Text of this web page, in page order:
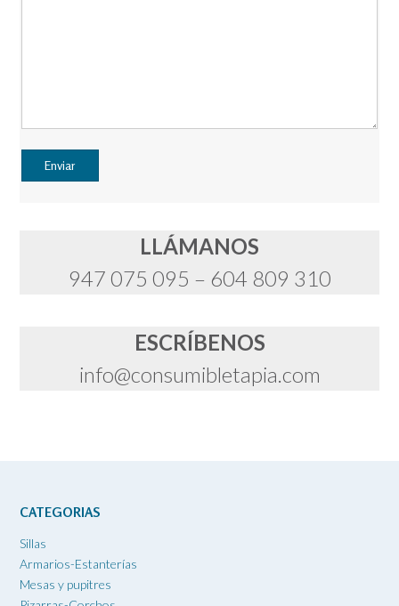
LLÁMANOS
947 075 095 – 604 809 310
ESCRÍBENOS
info@consumibletapia.com
CATEGORIAS
Sillas
Armarios-Estanterías
Mesas y pupitres